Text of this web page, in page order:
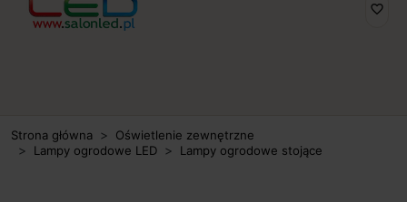
favorite_border
Strona główna
Oświetlenie zewnętrzne
Lampy ogrodowe LED
Lampy ogrodowe stojące